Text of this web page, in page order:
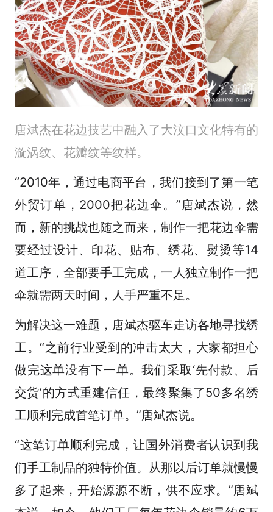
唐斌杰在花边技艺中融入了大汶口文化特有的
漩涡纹、花瓣纹等纹样。
“2010年，通过电商平台，我们接到了第一笔
外贸订单，2000把花边伞。”唐斌杰说，然
而，新的挑战也随之而来，制作一把花边伞需
要经过设计、印花、贴布、绣花、熨烫等14
道工序，全部要手工完成，一人独立制作一把
伞就需两天时间，人手严重不足。
为解决这一难题，唐斌杰驱车走访各地寻找绣
工。“之前行业受到的冲击太大，大家都担心
做完这单没有下一单。我们采取‘先付款、后
交货’的方式重建信任，最终聚集了50多名绣
工顺利完成首笔订单。”唐斌杰说。
“这笔订单顺利完成，让国外消费者认识到我
们手工制品的独特价值。从那以后订单就慢慢
多了起来，开始源源不断，供不应求。”唐斌